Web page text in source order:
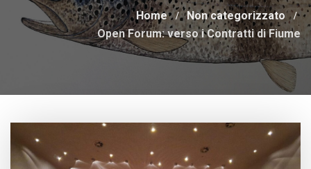
Home
Non categorizzato
Open Forum: verso i Contratti di Fiume